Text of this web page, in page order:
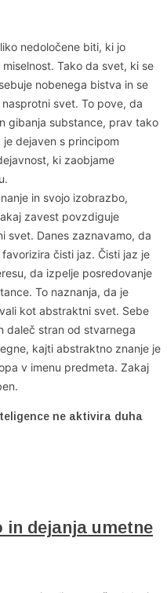
nedoločene biti, ki jo
Tako da svet, ki se
nobenega bistva in se
svet. To pove, da
gibanja substance, prav tako
dejaven s principom
ki zaobjame
in svojo izobrazbo,
zavest povzdiguje
svet. Danes zaznavamo, da
čisti jaz. Čisti jaz je
da izpelje posredovanje
To naznanja, da je
kot abstraktni svet. Sebe
daleč stran od stvarnega
kajti abstraktno znanje je
v imenu predmeta. Zakaj
ne aktivira duha
dejanja umetne